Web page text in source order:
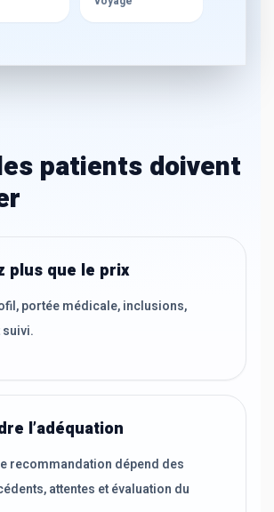
patients doivent
plus que le prix
portée médicale, inclusions,
l’adéquation
recommandation dépend des
attentes et évaluation du